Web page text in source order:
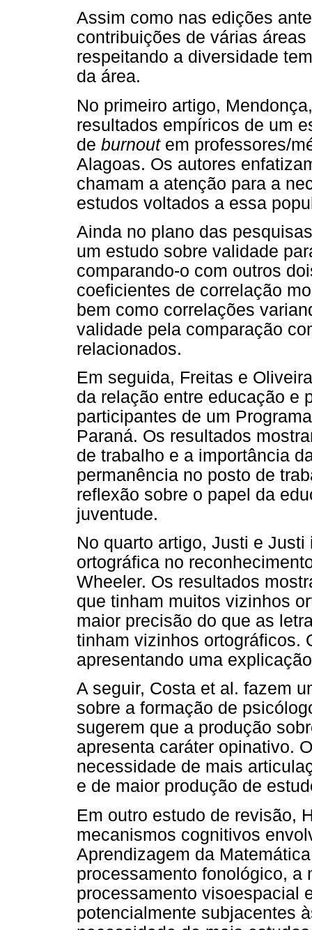
Assim como nas edições
contribuições de várias
respeitando a diversidade
da área.
No primeiro artigo,
resultados empíricos de um
de burnoutem professores/
Alagoas. Os autores
chamam a atenção para a
estudos voltados a essa
Ainda no plano das
um estudo sobre validade
comparando-o com outros
coeficientes de correlação
bem como correlações
validade pela comparação
relacionados.
Em seguida, Freitas e
da relação entre educação e
participantes de um
Paraná. Os resultados
de trabalho e a importância
permanência no posto de
reflexão sobre o papel da
juventude.
No quarto artigo, Justi e
ortográfica no
Wheeler. Os resultados
que tinham muitos vizinhos
maior precisão do que as
tinham vizinhos ortográficos.
apresentando uma
A seguir, Costa et al. fazem
sobre a formação de
sugerem que a produção
apresenta caráter opinativo.
necessidade de mais
e de maior produção de
Em outro estudo de revisão,
mecanismos cognitivos
Aprendizagem da
processamento fonológico, a
processamento visoespacial
potencialmente subjacentes